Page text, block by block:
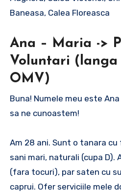
Baneasa, Calea Floreasca
Ana – Maria ->
Voluntari (langa
OMV)
Buna! Numele meu este Ana si mi-ar face placere
sa ne cunoastem!
Am 28 ani. Sunt o tanara
sani mari, naturali (cupa D).
(fara tocuri), par saten cu
caprui. Ofer serviciile mele